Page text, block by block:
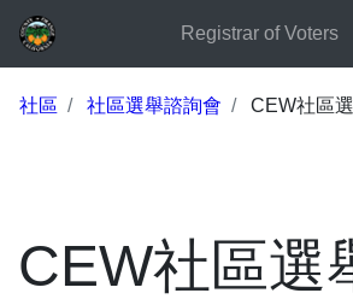
Registrar of Voters
社區 社區選舉諮詢會 CEW社區
CEW社區選